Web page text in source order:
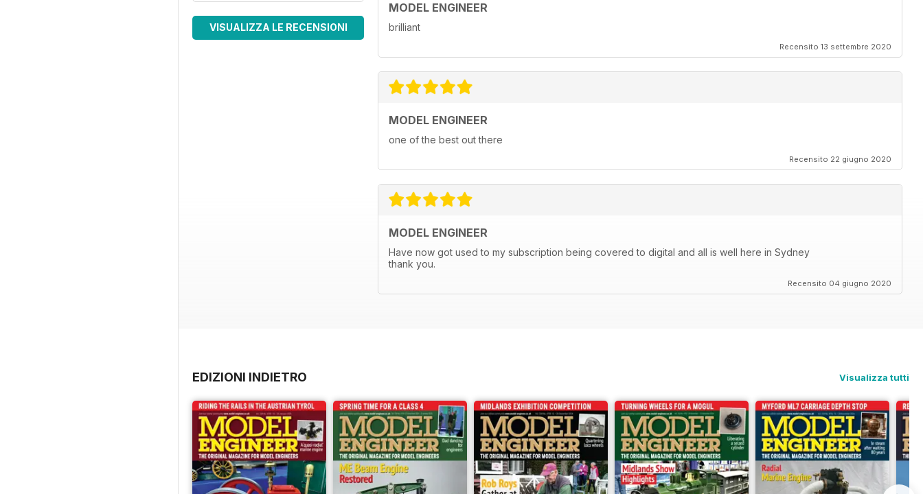
VISUALIZZA LE RECENSIONI
MODEL ENGINEER
brilliant
Recensito 13 settembre 2020
MODEL ENGINEER
one of the best out there
Recensito 22 giugno 2020
MODEL ENGINEER
Have now got used to my subscription being covered to digital and all is well here in Sydney
thank you.
Recensito 04 giugno 2020
EDIZIONI INDIETRO Visualizza tutti